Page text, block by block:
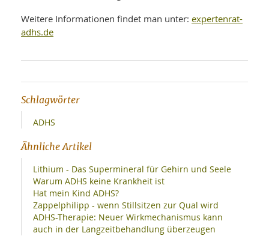
Weitere Informationen findet man unter: expertenrat-
adhs.de
Schlagwörter
ADHS
Ähnliche Artikel
Lithium - Das Supermineral für Gehirn und Seele
Warum ADHS keine Krankheit ist
Hat mein Kind ADHS?
Zappelphilipp - wenn Stillsitzen zur Qual wird
ADHS-Therapie: Neuer Wirkmechanismus kann
auch in der Langzeitbehandlung überzeugen